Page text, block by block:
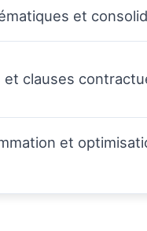
et
clauses
et